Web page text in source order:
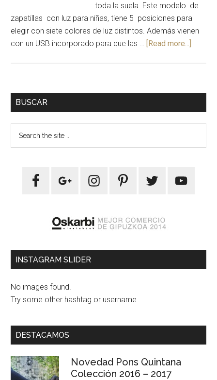
toda la suela. Este modelo de
zapatillas con luz para niñas, tiene 5 posiciones para
elegir con siete colores de luz distintos. Además vienen
con un USB incorporado para que las … [Read more...]
BUSCAR
INSTAGRAM SLIDER
No images found!
Try some other hashtag or username
DESTACAMOS
Novedad Pons Quintana
Colección 2016 – 2017